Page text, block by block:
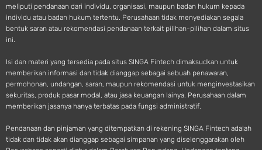
meliputi pendanaan dari individu, organisasi, maupun badan hukum kepada
individu atau badan hukum tertentu. Perusahaan tidak menyediakan segala
bentuk saran atau rekomendasi pendanaan terkait pilihan-pilihan dalam situs
ini.
Isi dan materi yang tersedia pada situs SINGA Fintech dimaksudkan untuk
memberikan informasi dan tidak dianggap sebagai sebuah penawaran,
permohonan, undangan, saran, maupun rekomendasi untuk menginvestasikan
sekuritas, produk pasar modal, atau jasa keuangan lainya. Perusahaan dalam
memberikan jasanya hanya terbatas pada fungsi administratif.
Pendanaan dan pinjaman yang ditempatkan di rekening SINGA Fintech adalah
tidak dan tidak akan dianggap sebagai simpanan yang diselenggarakan oleh